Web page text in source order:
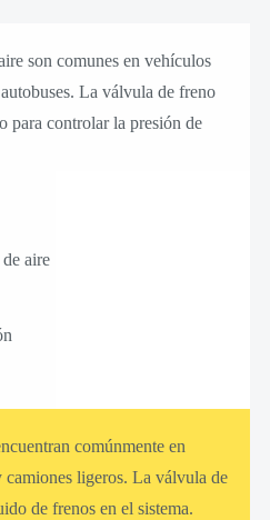
son comunes en vehículos
La válvula de freno
para controlar la presión de
aire
comúnmente en
camiones ligeros. La válvula de
de frenos en el sistema.